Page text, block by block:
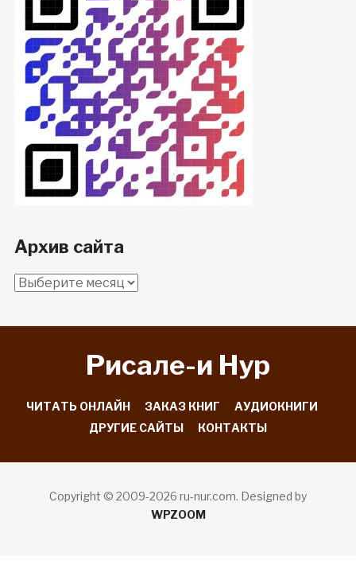
Архив сайта
Архив
Рисале-и Hyp
ЧИТАТЬ ОНЛАЙН ЗАКАЗ КНИГ
АУДИОКНИГИ
ДРУГИЕ САЙТЫ
КОНТАКТЫ
Copyright © 2009-2026 ru-nur.com. Designed by
WPZOOM